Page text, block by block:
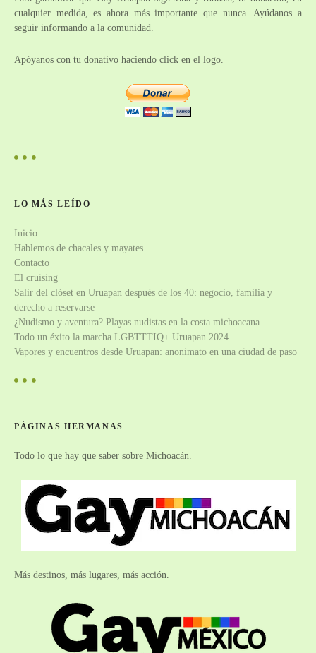
n
d
e
t
a
d
a
s
cualquier medida, es ahora más importante que nunca. Ayúdanos a
seguir informando a la comunidad.
Apóyanos con tu donativo haciendo click en el logo.
LO MÁS LEÍDO
Inicio
Hablemos de chacales y mayates
Contacto
El cruising
Salir del clóset en Uruapan después de los 40: negocio, familia y
derecho a reservarse
¿Nudismo y aventura? Playas nudistas en la costa michoacana
Todo un éxito la marcha LGBTTTIQ+ Uruapan 2024
Vapores y encuentros desde Uruapan: anonimato en una ciudad de paso
PÁGINAS HERMANAS
Todo lo que hay que saber sobre Michoacán.
Más destinos, más lugares, más acción.